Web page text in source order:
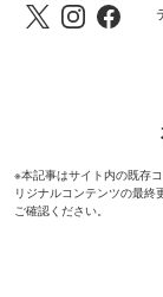
※本記事はサイト内の既存
リジナルコンテンツの最終
ご確認ください。